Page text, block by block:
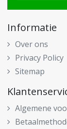
Informatie
Over ons
Privacy Policy
Sitemap
Algemene